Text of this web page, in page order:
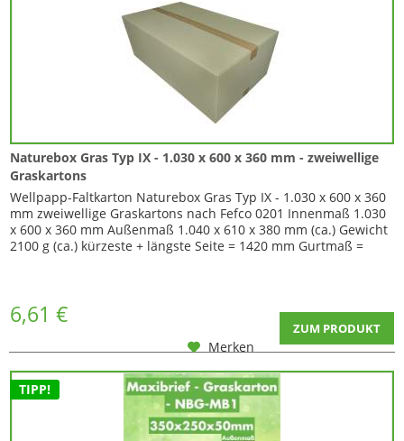
Naturebox Gras Typ IX - 1.030 x 600 x 360 mm - zweiwellige
Graskartons
Wellpapp-Faltkarton Naturebox Gras Typ IX - 1.030 x 600 x 360
mm zweiwellige Graskartons nach Fefco 0201 Innenmaß 1.030
x 600 x 360 mm Außenmaß 1.040 x 610 x 380 mm (ca.) Gewicht
2100 g (ca.) kürzeste + längste Seite = 1420 mm Gurtmaß =
6,61 € ZUM PRODUKT
Merken
TIPP!